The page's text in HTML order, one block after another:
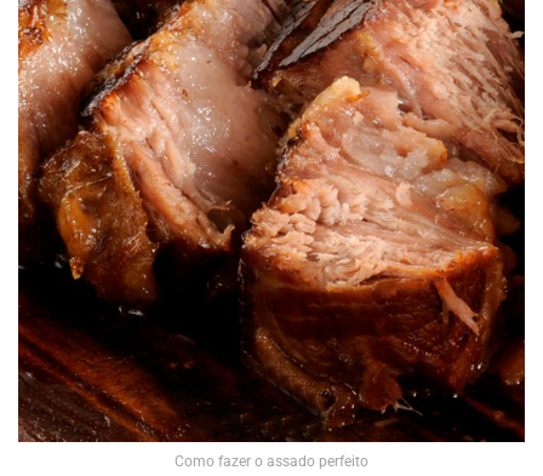
Como fazer o assado perfeito